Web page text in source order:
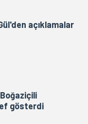
açıklamalar
gösterdi